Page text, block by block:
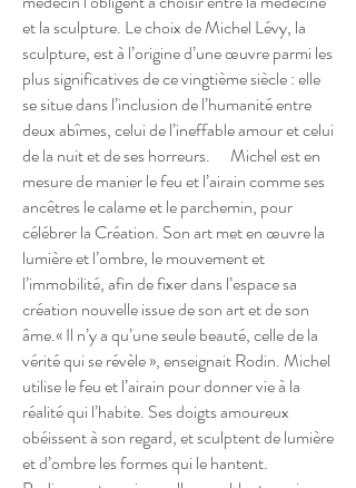
et la sculpture. Le choix de Michel Lévy, la
sculpture, est à l’origine d’une œuvre parmi les
plus significatives de ce vingtième siècle : elle
se situe dans l’inclusion de l’humanité entre
deux abîmes, celui de l’ineffable amour et celui
de la nuit et de ses horreurs. Michel est en
mesure de manier le feu et l’airain comme ses
ancêtres le calame et le parchemin, pour
célébrer la Création. Son art met en œuvre la
lumière et l’ombre, le mouvement et
l’immobilité, afin de fixer dans l’espace sa
création nouvelle issue de son art et de son
âme.« Il n’y a qu’une seule beauté, celle de la
vérité qui se révèle », enseignait Rodin. Michel
utilise le feu et l’airain pour donner vie à la
réalité qui l’habite. Ses doigts amoureux
obéissent à son regard, et sculptent de lumière
et d’ombre les formes qui le hantent.